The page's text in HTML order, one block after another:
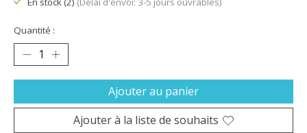
Quantité :
Ajouter au panier
Ajouter à la liste de souhaits